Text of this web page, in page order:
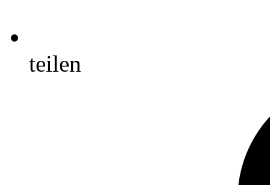
teilen